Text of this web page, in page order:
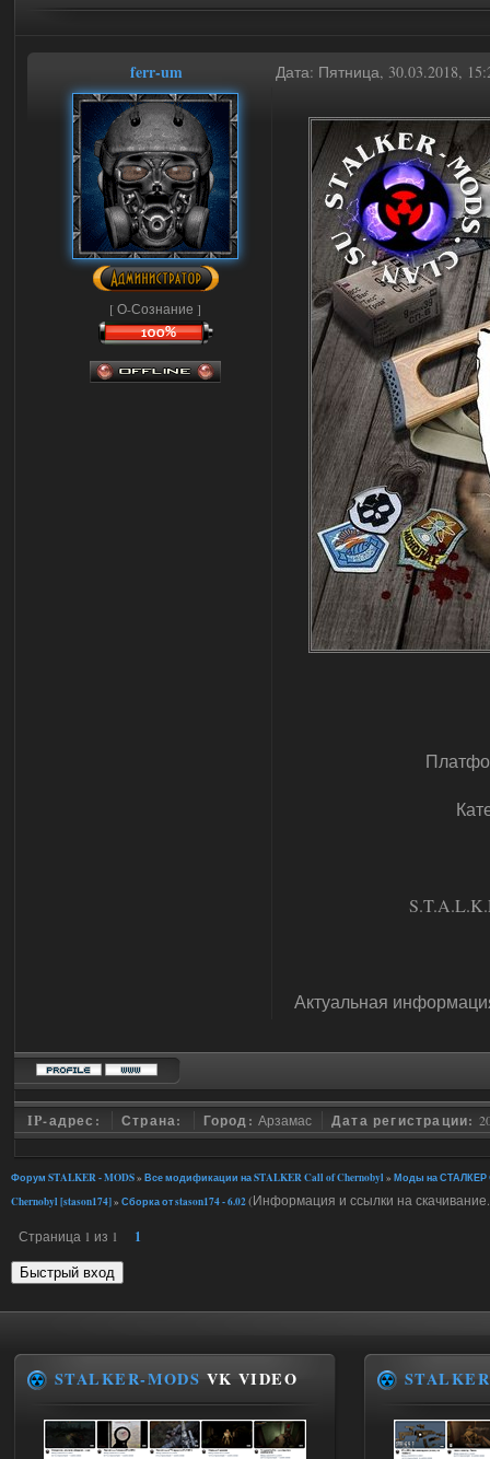
ferr-um Дата: Пятница, 30.03.2018,
[ О-Сознание ]
Актуальная
IP-адрес: Страна: Город:Арзамас Дата регистрации:
Форум STALKER - MODS» Все модификации на STALKER Call of Chernobyl » Моды на СТАЛКЕР
Chernobyl [stason174]» Сборка от stason174 - 6.02(Информация и ссылки на
Страница 1 из 1 1
STALKER-MODS VK VIDEO